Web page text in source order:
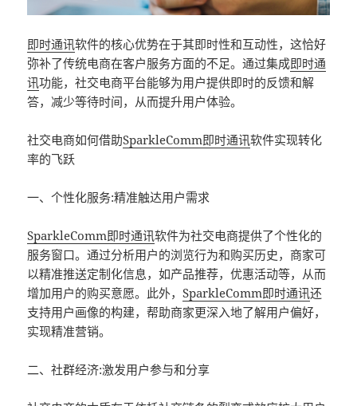
即时通讯软件的核心优势在于其即时性和互动性，这恰好
弥补了传统电商在客户服务方面的不足。通过集成即时通
讯功能，社交电商平台能够为用户提供即时的反馈和解
答，减少等待时间，从而提升用户体验。
社交电商如何借助SparkleComm即时通讯软件实现转化
率的飞跃
一、个性化服务:精准触达用户需求
SparkleComm即时通讯软件为社交电商提供了个性化的
服务窗口。通过分析用户的浏览行为和购买历史，商家可
以精准推送定制化信息，如产品推荐，优惠活动等，从而
增加用户的购买意愿。此外，SparkleComm即时通讯还
支持用户画像的构建，帮助商家更深入地了解用户偏好，
实现精准营销。
二、社群经济:激发用户参与和分享